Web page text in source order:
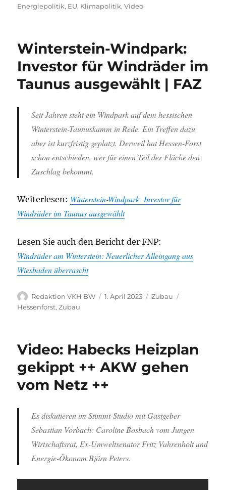
am
Energiepolitik, EU, Klimapolitik,Video
Winterstein-Windpark:
Investor für Windräder im
Taunus ausgewählt | FAZ
Seit Jahren steht ein Windpark auf dem hessischen
Winterstein-Taunuskamm in Rede. Ein Treffen dazu
aber ist kurzfristig geplatzt. Derweil hat Hessen-Forst
schon entschieden, wer für einen Teil der Fläche den
Zuschlag bekommt.
Weiterlesen: Winterstein-Windpark: Investor für
Windräder im Taunus ausgewählt
Lesen Sie auch den Bericht der FNP:
Windräder am Winterstein: Neuerlicher Alleingang aus
Wiesbaden überrascht
Autor
Redaktion VKH BW
Veröffentlicht
1. April 2023 Kategorien
Zubau
Hessenforst,Zubau
Video: Habecks Heizplan
gekippt ++ AKW gehen
vom Netz ++
Es diskutieren im Stimmt-Studio mit Gastgeber
Sebastian Vorbach: Caroline Bosbach vom Jungen
Wirtschaftsrat, Ex-Umweltsenator Fritz Vahrenholt und
Energie-Ökonom Björn Peters.